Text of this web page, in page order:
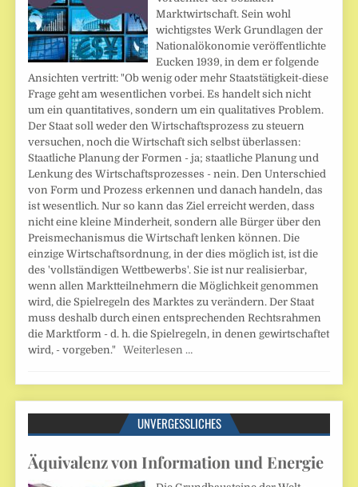
Marktwirtschaft. Sein wohl
wichtigstes Werk Grundlagen der
Nationalökonomie veröffentlichte
Eucken 1939, in dem er folgende
Ansichten vertritt: "Ob wenig oder mehr Staatstätigkeit-diese
Frage geht am wesentlichen vorbei. Es handelt sich nicht
um ein quantitatives, sondern um ein qualitatives Problem.
Der Staat soll weder den Wirtschaftsprozess zu steuern
versuchen, noch die Wirtschaft sich selbst überlassen:
Staatliche Planung der Formen - ja; staatliche Planung und
Lenkung des Wirtschaftsprozesses - nein. Den Unterschied
von Form und Prozess erkennen und danach handeln, das
ist wesentlich. Nur so kann das Ziel erreicht werden, dass
nicht eine kleine Minderheit, sondern alle Bürger über den
Preismechanismus die Wirtschaft lenken können. Die
einzige Wirtschaftsordnung, in der dies möglich ist, ist die
des 'vollständigen Wettbewerbs'. Sie ist nur realisierbar,
wenn allen Marktteilnehmern die Möglichkeit genommen
wird, die Spielregeln des Marktes zu verändern. Der Staat
muss deshalb durch einen entsprechenden Rechtsrahmen
die Marktform - d. h. die Spielregeln, in denen gewirtschaftet
wird, - vorgeben."Weiterlesen …
UNVERGESSLICHES
Äquivalenz von Information und Energie